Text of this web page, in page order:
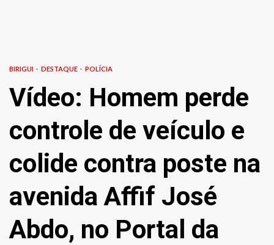
BIRIGUI DESTAQUE POLÍCIA
Vídeo: Homem perde
controle de veículo e
colide contra poste na
avenida Affif José
Abdo, no Portal da